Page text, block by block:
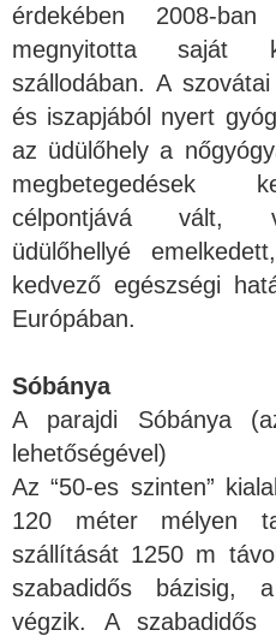
érdekében 2008-
megnyitotta saját
szállodában. A
és iszapjából nyert
az üdülőhely a
megbetegedések
célpontjává vált,
üdülőhellyé
kedvező egészségi
Európában.
Sóbánya
A parajdi Sóbánya
lehetőségével)
Az “50-es szinten”
120 méter mélyen
szállítását 1250 m
szabadidős bázisig,
végzik. A